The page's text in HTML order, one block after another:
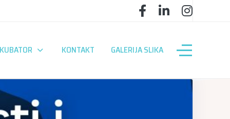
KONTAKT GALERIJA SLIKA